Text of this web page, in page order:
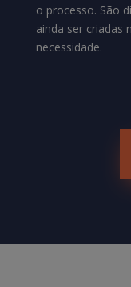
o processo. São
ainda ser criadas
necessidade.